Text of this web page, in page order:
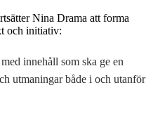
Nina Drama att forma
och initiativ:
innehåll som ska ge en
utmaningar både i och utanför